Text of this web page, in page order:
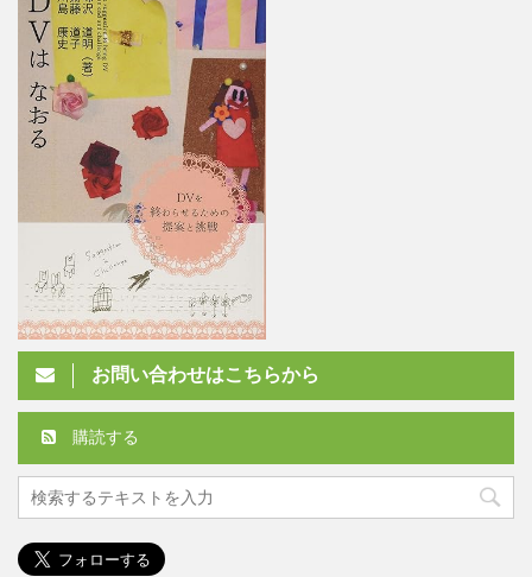
お問い合わせはこちらから
購読する